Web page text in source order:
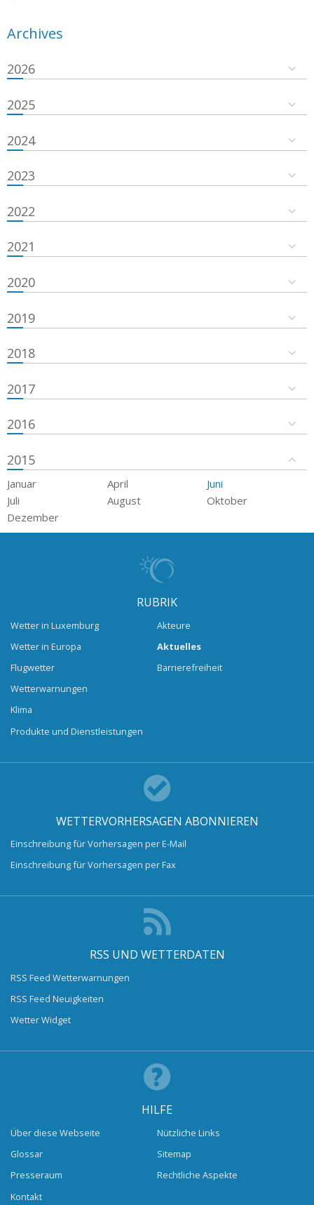
Archives
2026
2025
2024
2023
2022
2021
2020
2019
2018
2017
2016
2015
Januar April
Juni
Juli
August
Oktober
Dezember
RUBRIK
Wetter in Luxemburg
Wetter in Europa
Flugwetter
Wetterwarnungen
Klima
Produkte und Dienstleistungen
Akteure
Aktuelles
Barrierefreiheit
WETTERVORHERSAGEN ABONNIEREN
Einschreibung für Vorhersagen per E-Mail
Einschreibung für Vorhersagen per Fax
RSS UND WETTERDATEN
RSS Feed Wetterwarnungen
RSS Feed Neuigkeiten
Wetter Widget
HILFE
Über diese Webseite
Glossar
Presseraum
Kontakt
Nützliche Links
Sitemap
Rechtliche Aspekte